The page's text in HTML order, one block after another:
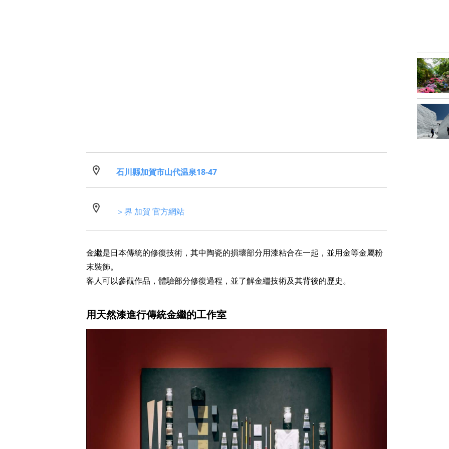
石川縣加賀市山代温泉18-47
＞界 加賀 官方網站
金繼是日本傳統的修復技術，其中陶瓷的損壞部分用漆粘合在一起，並用金等金屬粉
末裝飾。
客人可以參觀作品，體驗部分修復過程，並了解金繼技術及其背後的歷史。
用天然漆進行傳統金繼的工作室